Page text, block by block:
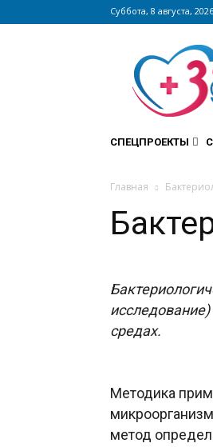
Суббота, 8 августа, 2026
Сайт
медицинский
интернет-
СПЕЦПРОЕКТЫ
Главная
средах.
Методика
метод